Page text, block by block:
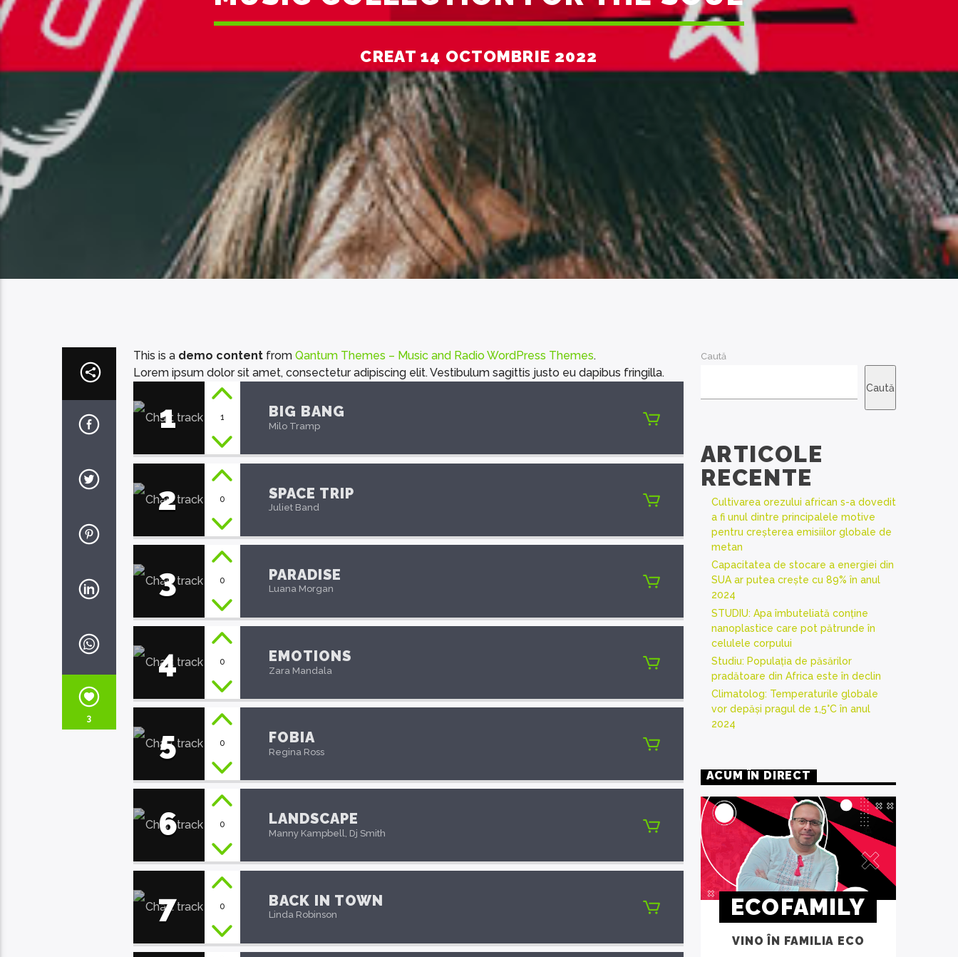
CREAT 14 OCTOMBRIE 2022
3
This is a demo contentfrom Qantum Themes – Music and Radio WordPress Themes.
Lorem ipsum dolor sit amet, consectetur adipiscing elit. Vestibulum sagittis justo eu dapibus fringilla.
1 1 BIG BANG
Milo Tramp
2 0 SPACE TRIP
Juliet Band
3 0 PARADISE
Luana Morgan
4 0 EMOTIONS
Zara Mandala
5 0 FOBIA
Regina Ross
6 0 LANDSCAPE
Manny Kampbell, Dj Smith
7 0 BACK IN TOWN
Linda Robinson
Caută
Caută
ARTICOLE
RECENTE
Cultivarea orezului african s-a dovedit
a fi unul dintre principalele motive
pentru creșterea emisiilor globale de
metan
Capacitatea de stocare a energiei din
SUA ar putea crește cu 89% în anul
2024
STUDIU: Apa îmbuteliată conține
nanoplastice care pot pătrunde în
celulele corpului
Studiu: Populația de păsărilor
pradătoare din Africa este în declin
Climatolog: Temperaturile globale
vor depăși pragul de 1,5°C în anul
2024
ACUM ÎN DIRECT
ECOFAMILY
VINO ÎN FAMILIA ECO